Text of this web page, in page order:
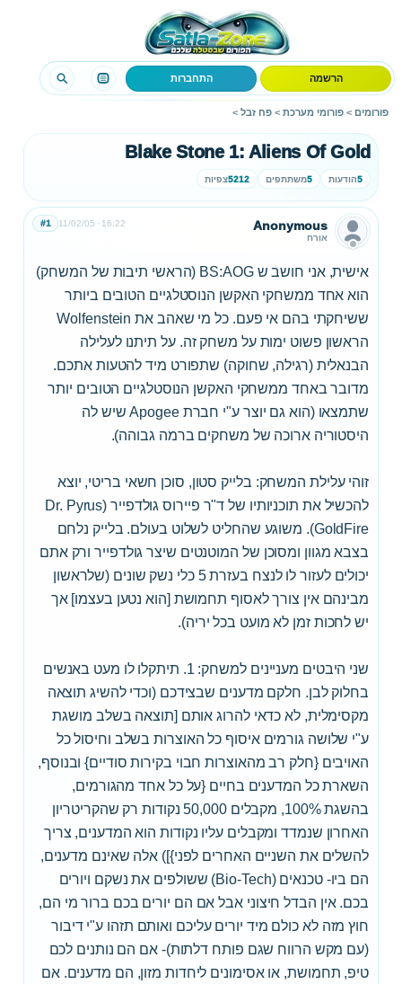
הרשמה התחברות
פורומים > פורומי מערכת > פח זבל >
Blake Stone 1: Aliens Of Gold
5הודעות 5משתתפים 5212צפיות
Anonymous
אורח
11/02/05 16:22
#1
אישית, אני חושב ש BS:AOG (הראשי תיבות של המשחק)
הוא אחד ממשחקי האקשן הנוסטלגיים הטובים ביותר
ששיחקתי בהם אי פעם. כל מי שאהב את Wolfenstein
הראשון פשוט ימות על משחק זה. על תיתנו לעלילה
הבנאלית (רגילה, שחוקה) שתפורט מיד להטעות אתכם.
מדובר באחד ממשחקי האקשן הנוסטלגיים הטובים יותר
שתמצאו (הוא גם יוצר ע"י חברת Apogee שיש לה
היסטוריה ארוכה של משחקים ברמה גבוהה).
זוהי עלילת המשחק: בלייק סטון, סוכן חשאי בריטי, יוצא
להכשיל את תוכניותיו של ד"ר פיירוס גולדפייר (Dr. Pyrus
GoldFire). משוגע שהחליט לשלוט בעולם. בלייק נלחם
בצבא מגוון ומסוכן של המוטנטים שיצר גולדפייר ורק אתם
יכולים לעזור לו לנצח בעזרת 5 כלי נשק שונים (שלראשון
מבינהם אין צורך לאסוף תחמושת [הוא נטען בעצמו] אך
יש לחכות זמן לא מועט בכל יריה).
שני היבטים מעניינים למשחק: 1. תיתקלו לו מעט באנשים
בחלוק לבן. חלקם מדענים שבצידכם (וכדי להשיג תוצאה
מקסימלית, לא כדאי להרוג אותם [תוצאה בשלב מושגת
ע"י שלושה גורמים איסוף כל האוצרות בשלב וחיסול כל
האויבים {חלק רב מהאוצרות חבוי בקירות סודיים} ובנוסף,
השארת כל המדענים בחיים {על כל אחד מהגורמים,
בהשגת 100%, מקבלים 50,000 נקודות רק שהקריטריון
האחרון שנמדד ומקבלים עליו נקודות הוא המדענים, צריך
להשלים את השניים האחרים לפני}]) אלה שאינם מדענים,
הם ביו- טכנאים (Bio-Tech) ששולפים את נשקם ויורים
בכם. אין הבדל חיצוני אבל אם הם יורים בכם ברור מי הם,
חוץ מזה לא כולם מיד יורים עליכם ואותם תזהו ע"י דיבור
(עם מקש הרווח שגם פותח דלתות)- אם הם נותנים לכם
טיפ, תחמושת, או אסימונים ליחדות מזון, הם מדענים. אם